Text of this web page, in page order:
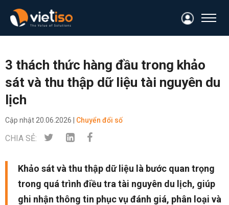
3 thách thức hàng đầu trong khảo
sát và thu thập dữ liệu tài nguyên du
lịch
Cập nhật 20.06.2026 | Chuyển đổi số
CHIA SẺ:
Khảo sát và thu thập dữ liệu là bước quan trọng
trong quá trình điều tra tài nguyên du lịch, giúp
ghi nhận thông tin phục vụ đánh giá, phân loại và